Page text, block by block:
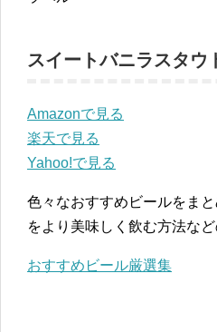
スイートバニラスタ
Amazonで見る
楽天で見る
Yahoo!で見る
色々なおすすめビールをま
をより美味しく飲む方法な
おすすめビール厳選集